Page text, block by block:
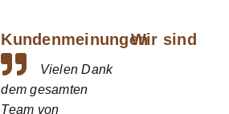
Kundenmeinungen
Vielen Dank
dem gesamten
Team von
Wir sind